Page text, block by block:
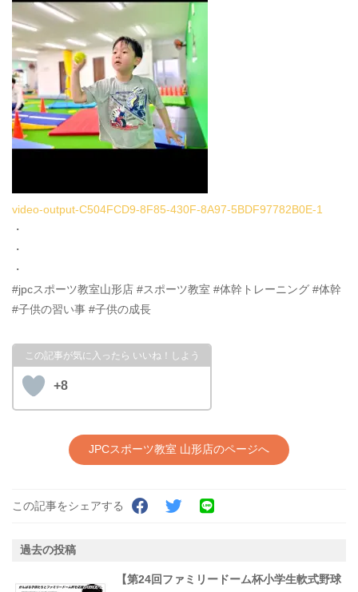
video-output-C504FCD9-8F85-430F-8A97-5BDF97782B0E-1
・
・
・
#jpcスポーツ教室山形店 #スポーツ教室 #体幹トレーニング #体幹
#子供の習い事 #子供の成長
+8
JPCスポーツ教室 山形店のページへ
この記事をシェアする
過去の投稿
【第24回ファミリードーム杯小学生軟式野球